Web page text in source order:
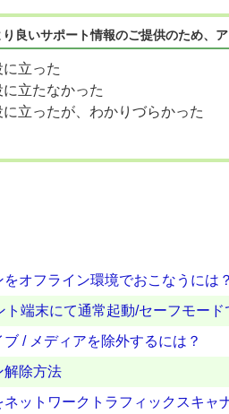
り良いサポート情報のご提供のため、
に立った
に立たなかった
に立ったが、わかりづらかった
オフライン環境でおこなうには？
端末にて通常起動/セーフモー
/ メディアを除外するには？
解除方法
ットワークトラフィックスキ